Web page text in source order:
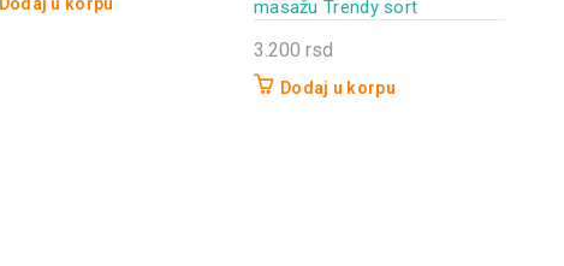
masažu Trendy sort
3.200 rsd
Dodaj u korpu